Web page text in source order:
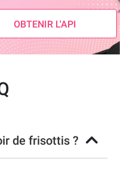
OBTENIR L'API
de frisottis ?